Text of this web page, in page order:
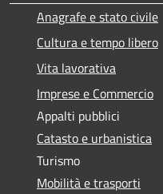
Anagrafe e stato civile
Cultura e tempo libero
Vita lavorativa
Imprese e Commercio
Appalti pubblici
Catasto e urbanistica
Turismo
Mobilità e trasporti